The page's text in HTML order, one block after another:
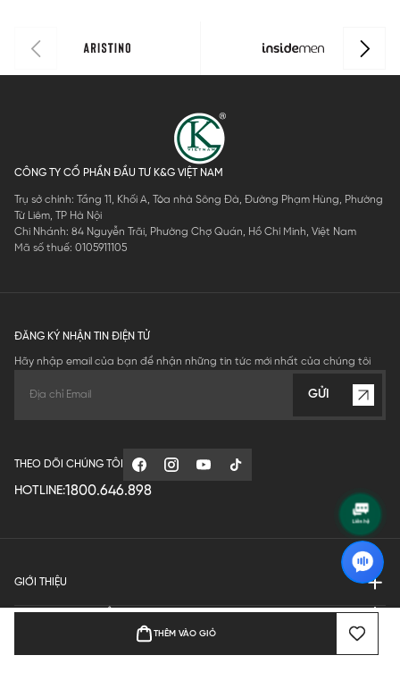
THÊM VÀO GIỎ
CÔNG TY CỔ PHẦN ĐẦU TƯ K&G VIỆT NAM
Trụ sở chính: Tầng 11, Khối A, Tòa nhà Sông Đà, Đường Phạm Hùng, Phường
Từ Liêm, TP Hà Nội
Chi Nhánh: 84 Nguyễn Trãi, Phường Chợ Quán, Hồ Chí Minh, Việt Nam
Mã số thuế: 0105911105
ĐĂNG KÝ NHẬN TIN ĐIỆN TỬ
Hãy nhập email của bạn để nhận những tin tức mới nhất của chúng tôi
GỬI
THEO DÕI CHÚNG TÔI
HOTLINE:1800.646.898
GIỚI THIỆU
QUY ĐỊNH HOẠT ĐỘNG